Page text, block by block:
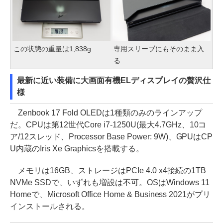
この状態の重量は1,838g
専用スリーブにもそのまま入
る
最新に近い装備に大画面有機ELディスプレイの贅沢仕
様
Zenbook 17 Fold OLEDは1種類のみのラインアップ
だ。CPUは第12世代Core i7-1250U(最大4.7GHz、10コ
ア/12スレッド、Processor Base Power: 9W)、GPUはCP
U内蔵のIris Xe Graphicsを搭載する。
メモリは16GB、ストレージはPCIe 4.0 x4接続の1TB
NVMe SSDで、いずれも増設は不可。OSはWindows 11
Homeで、Microsoft Office Home & Business 2021がプリ
インストールされる。